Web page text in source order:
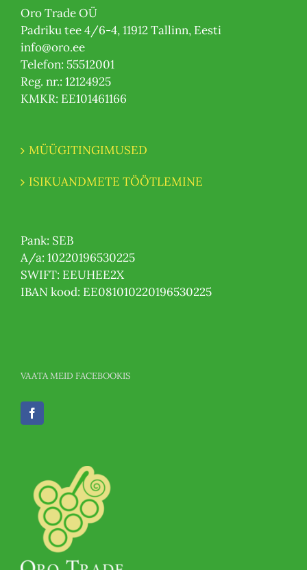
Oro Trade OÜ
Padriku tee 4/6-4, 11912 Tallinn, Eesti
info@oro.ee
Telefon: 55512001
Reg. nr.: 12124925
KMKR: EE101461166
MÜÜGITINGIMUSED
ISIKUANDMETE TÖÖTLEMINE
Pank: SEB
A/a: 10220196530225
SWIFT: EEUHEE2X
IBAN kood: EE081010220196530225
VAATA MEID FACEBOOKIS